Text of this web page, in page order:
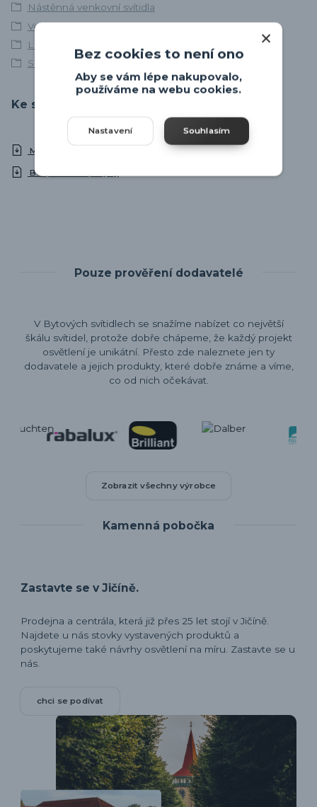
Nástěnná venkovní svítidla
Venkovní svítidla se senzorem
LED venkovní svítidla
Solární LED svítidla
Ke stažení
Manual
Bezpečnostní pokyny
Pouze prověření dodavatelé
V Bytových svítidlech se snažíme nabízet co největší
škálu svítidel, protože dobře chápeme, že každý projekt
osvětlení je unikátní. Přesto zde naleznete jen ty
dodavatele a jejich produkty, které dobře známe a víme,
co od nich očekávat.
Zobrazit všechny výrobce
Kamenná pobočka
Zastavte se v Jičíně.
Prodejna a centrála, která již přes 25 let stojí v Jičíně.
Najdete u nás stovky vystavených produktů a
poskytujeme také návrhy osvětlení na míru. Zastavte se u
nás.
chci se podívat
Bez cookies to není ono
Aby se vám lépe nakupovalo,
používáme na webu cookies.
Nastavení Souhlasím